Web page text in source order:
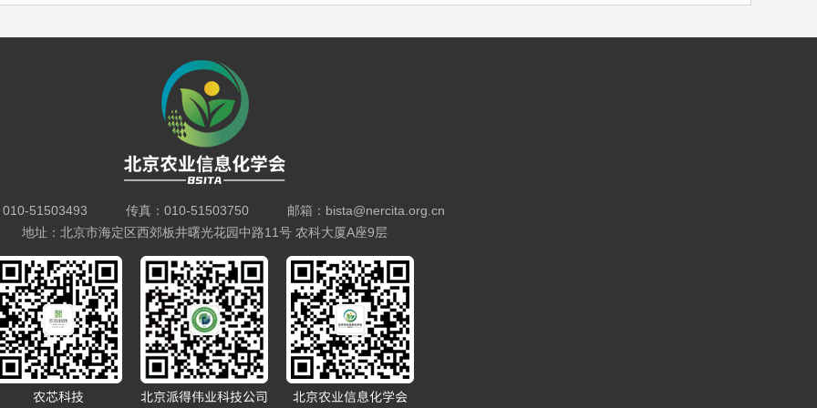
010-51503493 传真：010-51503750 邮箱：bista@nercita.org.cn
地址：北京市海定区西郊板井曙光花园中路11号 农科大厦A座9层